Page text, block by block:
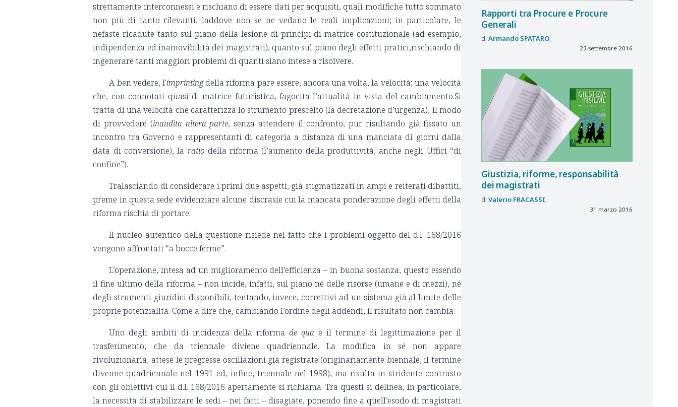
strettamente interconnessi e rischiano di essere dati per acquisiti, quali modifiche tutto sommato
non più di tanto rilevanti, laddove non se ne vedano le reali implicazioni; in particolare, le
nefaste ricadute tanto sul piano della lesione di principi di matrice costituzionale (ad esempio,
indipendenza ed inamovibilità dei magistrati), quanto sul piano degli effetti pratici,rischiando di
ingenerare tanti maggiori problemi di quanti siano intese a risolvere.
A ben vedere, l'imprintingdella riforma pare essere, ancora una volta, la velocità; una velocità
che, con connotati quasi di matrice futuristica, fagocita l’attualità in vista del cambiamento.Si
tratta di una velocità che caratterizza lo strumento prescelto (la decretazione d’urgenza), il modo
di provvedere (inaudita altera parte, senza attendere il confronto, pur risultando già fissato un
incontro tra Governo e rappresentanti di categoria a distanza di una manciata di giorni dalla
data di conversione), la ratio della riforma (l’aumento della produttività, anche negli Uffici “di
confine”).
Tralasciando di considerare i primi due aspetti, già stigmatizzati in ampi e reiterati dibattiti,
preme in questa sede evidenziare alcune discrasie cui la mancata ponderazione degli effetti della
riforma rischia di portare.
Il nucleo autentico della questione risiede nel fatto che i problemi oggetto del d.l. 168/2016
vengono affrontati “a bocce ferme”.
L’operazione, intesa ad un miglioramento dell’efficienza – in buona sostanza, questo essendo
il fine ultimo della riforma – non incide, infatti, sul piano né delle risorse (umane e di mezzi), né
degli strumenti giuridici disponibili, tentando, invece, correttivi ad un sistema già al limite delle
proprie potenzialità. Come a dire che, cambiando l’ordine degli addendi, il risultato non cambia.
Uno degli ambiti di incidenza della riforma de quaè il termine di legittimazione per il
trasferimento, che da triennale diviene quadriennale. La modifica in sé non appare
rivoluzionaria, attese le pregresse oscillazioni già registrate (originariamente biennale, il termine
divenne quadriennale nel 1991 ed, infine, triennale nel 1998), ma risulta in stridente contrasto
con gli obiettivi cui il d.l. 168/2016 apertamente si richiama. Tra questi si delinea, in particolare,
la necessità di stabilizzare le sedi – nei fatti – disagiate, ponendo fine a quell’esodo di magistrati
Rapporti tra Procure e Procure
Generali
Armando SPATARO
23 settembre 2016
Giustizia, riforme, responsabilità
dei magistrati
Valerio FRACASSI
31 marzo 2016